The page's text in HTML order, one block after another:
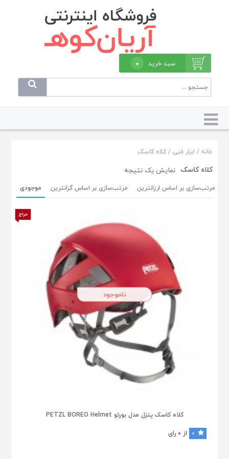
سبد خرید ۰
خانه/ ابزار فنی/ کلاه کاسک
کلاه کاسک نمایش یک نتیجه
مرتب‌سازی بر اساس ارزانترین مرتب‌سازی بر اساس گرانترین موجودی
حراج
ناموجود
کلاه کاسک پتزل مدل بورئو PETZL BOREO Helmet
0 از 0 رای